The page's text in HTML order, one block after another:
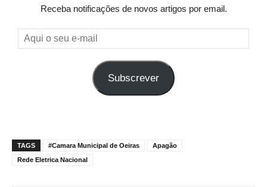
Receba notificações de novos artigos por email.
Aqui
o
Subscrever
TAGS #Camara Municipal de Oeiras
Apagão
Rede Eletrica Nacional